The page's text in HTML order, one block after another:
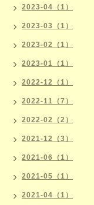
2023-04（1）
2023-03（1）
2023-02（1）
2023-01（1）
2022-12（1）
2022-11（7）
2022-02（2）
2021-12（3）
2021-06（1）
2021-05（1）
2021-04（1）